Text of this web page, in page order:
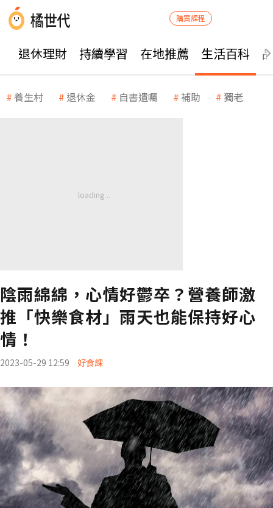
購買課程
退休理財 持續學習 在地推薦 生活百科
養生村 退休金 自書遺囑 補助 獨老
陰雨綿綿，心情好鬱卒？營養師激
推「快樂食材」雨天也能保持好心
情！
2023-05-29 12:59 好食課